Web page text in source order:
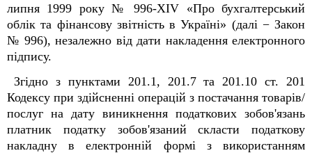
липня 1999 року № 996-XIV «Про бухгалтерський
облік та фінансову звітність в Україні» (далі − Закон
№ 996), незалежно від дати накладення електронного
підпису.
Згідно з пунктами 201.1, 201.7 та 201.10 ст. 201
Кодексу при здійсненні операцій з постачання товарів/
послуг на дату виникнення податкових зобов'язань
платник податку зобов'язаний скласти податкову
накладну в електронній формі з використанням